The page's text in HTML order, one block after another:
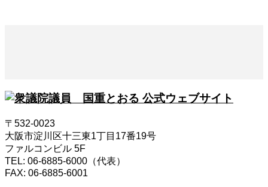
〒532-0023
大阪市淀川区十三東1丁目17番19号
ファルコンビル 5F
TEL: 06-6885-6000（代表）
FAX: 06-6885-6001